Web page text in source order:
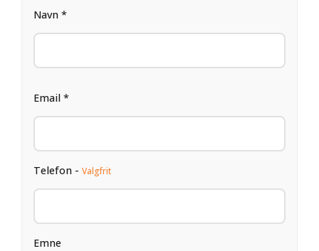
Navn *
Email *
Telefon - Valgfrit
Emne